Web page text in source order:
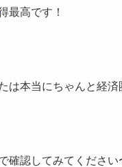
最高です！
は本当にちゃんと経
確認してみてください